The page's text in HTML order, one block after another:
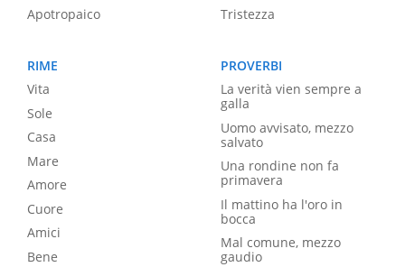
Apotropaico
Tristezza
RIME
Vita
Sole
Casa
Mare
Amore
Cuore
Amici
Bene
PROVERBI
La verità vien sempre a
galla
Uomo avvisato, mezzo
salvato
Una rondine non fa
primavera
Il mattino ha l'oro in
bocca
Mal comune, mezzo
gaudio